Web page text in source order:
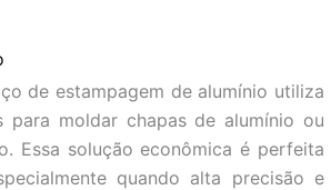
de estampagem de alumínio utiliza
para moldar chapas de alumínio ou
Essa solução econômica é perfeita
quando alta precisão e